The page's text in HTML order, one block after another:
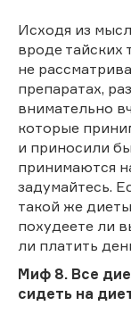
Исходя из
вроде тайских
не
препаратах,
внимательно
которые
и приносили
принимаются
задумайтесь.
такой же
похудеете ли
ли платить
Миф 8. Все
сидеть на